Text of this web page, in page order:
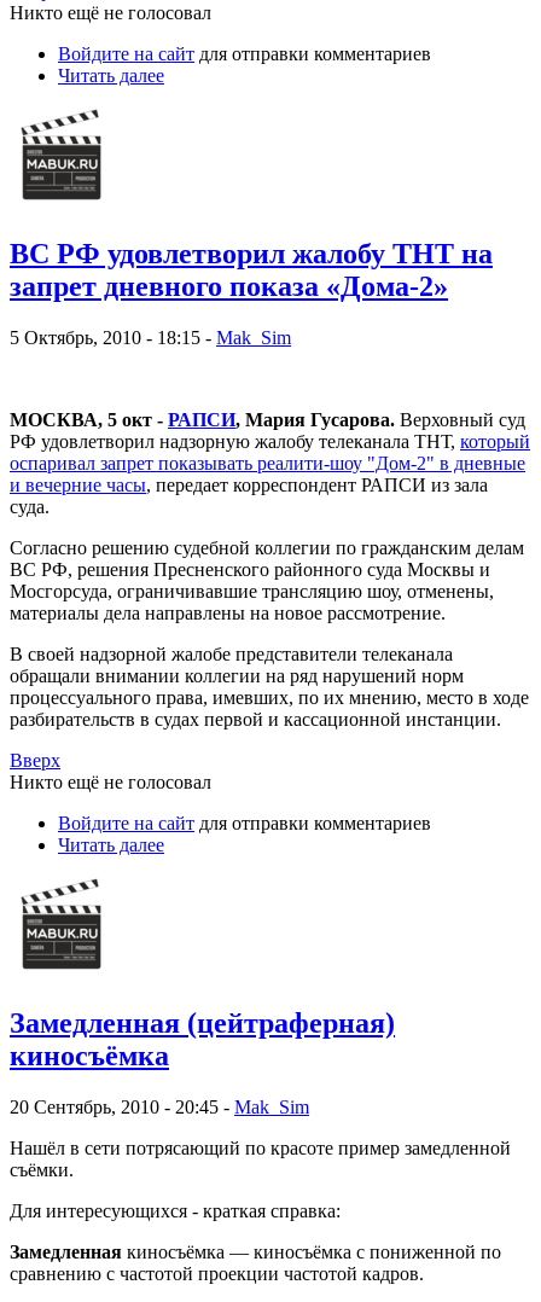
Никто ещё не голосовал
Войдите на сайт для отправки комментариев
Читать далее
ВС РФ удовлетворил жалобу ТНТ на
запрет дневного показа «Дома-2»
5 Октябрь, 2010 - 18:15 - Mak_Sim
МОСКВА, 5 окт - РАПСИ, Мария Гусарова. Верховный суд
РФ удовлетворил надзорную жалобу телеканала ТНТ, который
оспаривал запрет показывать реалити-шоу "Дом-2" в дневные
и вечерние часы, передает корреспондент РАПСИ из зала
суда.
Согласно решению судебной коллегии по гражданским делам
ВС РФ, решения Пресненского районного суда Москвы и
Мосгорсуда, ограничивавшие трансляцию шоу, отменены,
материалы дела направлены на новое рассмотрение.
В своей надзорной жалобе представители телеканала
обращали внимании коллегии на ряд нарушений норм
процессуального права, имевших, по их мнению, место в ходе
разбирательств в судах первой и кассационной инстанции.
Вверх
Никто ещё не голосовал
Войдите на сайт для отправки комментариев
Читать далее
Замедленная (цейтраферная)
киносъёмка
20 Сентябрь, 2010 - 20:45 - Mak_Sim
Нашёл в сети потрясающий по красоте пример замедленной
съёмки.
Для интересующихся - краткая справка:
Замедленная киносъёмка — киносъёмка с пониженной по
сравнению с частотой проекции частотой кадров.